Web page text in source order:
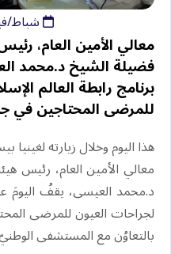
شباط/
‏معالي الأمين العام،
فضيلة الشيخ د.⁧‫محمد
برنامج ⁧‫رابطة العالم
للمرضى المحتاجين في
‏هذا اليوم وخلال زيارته لغينيا
‏معالي الأمين العام، رئيس
د.⁧‫محمد العيسى‬⁩‬⁩، يقفُ اليومَ
لجراحات العيون للمرضى
بالتعاوُن مع المستشفى